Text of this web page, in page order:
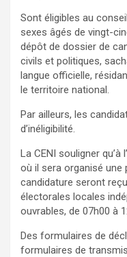
Sont éligibles au
sexes âgés de vingt-
dépôt de dossier de
civils et politiques,
langue officielle,
le territoire national.
Par ailleurs, les
d’inéligibilité.
La CENI souligner
où il sera organisé une
candidature seront
électorales locales
ouvrables, de 07h00 à
Des formulaires de
formulaires de